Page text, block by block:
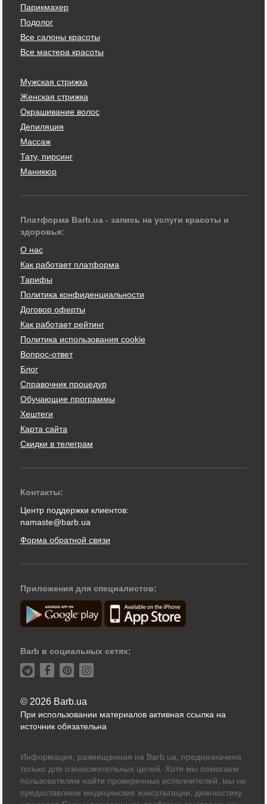
Парикмахер
Подолог
Все салоны красоты
Все мастера красоты
Мужская стрижка
Женская стрижка
Окрашивание волос
Депиляция
Массаж
Тату, пирсинг
Маникюр
Платформа Barb.ua - запись на услуги красоты и
здоровья:
О нас
Как работает платформа
Тарифы
Политика конфиденциальности
Договор оферты
Как работает рейтинг
Политика использования cookie
Вопрос-ответ
Блог
Справочник процедур
Обучающие программы
Хештеги
Карта сайта
Скидки в телеграм
Контакты:
Центр поддержки клиентов:
namaste@barb.ua
Форма обратной связи
Приложения для специалистов:
Barb в социальных сетях:
© 2026 Barb.ua
При использовании материалов активная ссылка на
источник обязательна
Информация, размещенная на Barb.ua, предназначена
только для ознакомительных целей. Хотя мы помогаем
пользователям найти проверенных исполнителей, мы не
предоставляем медицинские консультации, диагностику